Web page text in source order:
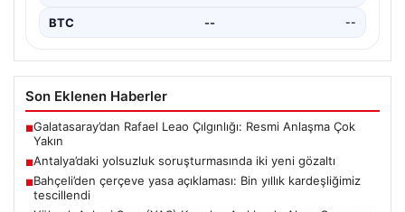
Açık Hava Yaşam alanlarında Konfor ve
bahçe mutfağı Tasarımları
değerli alanlarından bir tanesi gelmiştir. Yeşille iç…
Piyasa Verileri
USD
EUR